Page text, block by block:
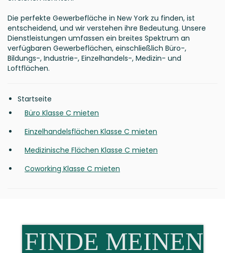
Die perfekte Gewerbefläche in New York zu finden, ist
entscheidend, und wir verstehen ihre Bedeutung. Unsere
Dienstleistungen umfassen ein breites Spektrum an
verfügbaren Gewerbeflächen, einschließlich Büro-,
Bildungs-, Industrie-, Einzelhandels-, Medizin- und
Loftflächen.
Startseite
Büro Klasse C mieten
Einzelhandelsflächen Klasse C mieten
Medizinische Flächen Klasse C mieten
Coworking Klasse C mieten
FINDE MEINEN